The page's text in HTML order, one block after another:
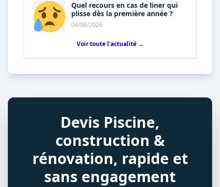
Quel recours en cas de liner qui
plisse dès la première année ?
04/06/2026
Voir toute l'actualité →
Devis Piscine,
construction &
rénovation, rapide et
sans engagement